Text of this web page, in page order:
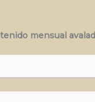
mensual